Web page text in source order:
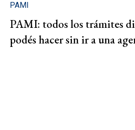
PAMI
PAMI: todos los trámites
podés hacer sin ir a una